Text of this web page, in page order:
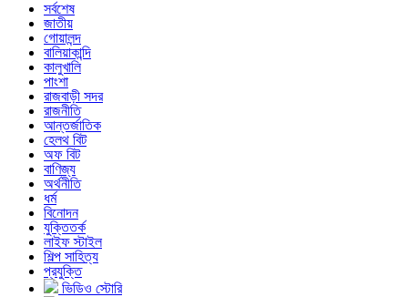
সর্বশেষ
জাতীয়
গোয়ালন্দ
বালিয়াকান্দি
কালুখালি
পাংশা
রাজবাড়ী সদর
রাজনীতি
আন্তর্জাতিক
হেলথ বিট
অফ বিট
বাণিজ্য
অর্থনীতি
ধর্ম
বিনোদন
যুক্তিতর্ক
লাইফ স্টাইল
শিল্প সাহিত্য
প্রযুক্তি
ভিডিও স্টোরি